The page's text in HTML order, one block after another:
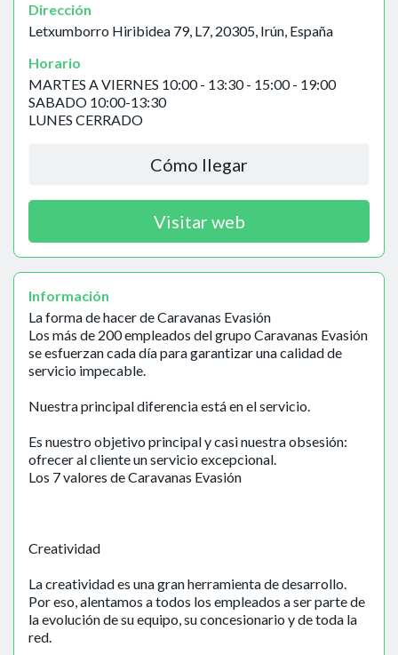
Dirección
Letxumborro Hiribidea 79, L7, 20305, Irún, España
Horario
MARTES A VIERNES 10:00 - 13:30 - 15:00 - 19:00
SABADO 10:00-13:30
LUNES CERRADO
Cómo llegar
Visitar web
Información
La forma de hacer de Caravanas Evasión
Los más de 200 empleados del grupo Caravanas Evasión
se esfuerzan cada día para garantizar una calidad de
servicio impecable.
Nuestra principal diferencia está en el servicio.
Es nuestro objetivo principal y casi nuestra obsesión:
ofrecer al cliente un servicio excepcional.
Los 7 valores de Caravanas Evasión
Creatividad
La creatividad es una gran herramienta de desarrollo.
Por eso, alentamos a todos los empleados a ser parte de
la evolución de su equipo, su concesionario y de toda la
red.